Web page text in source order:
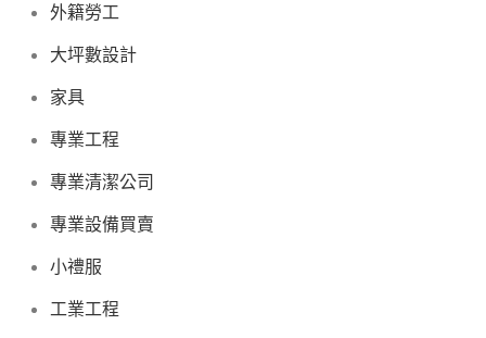
外籍勞工
大坪數設計
家具
專業工程
專業清潔公司
專業設備買賣
小禮服
工業工程